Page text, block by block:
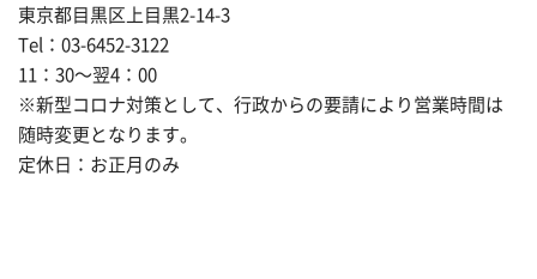
東京都目黒区上目黒2-14-3
Tel：03-6452-3122
11：30〜翌4：00
※新型コロナ対策として、行政からの要請により営業時間は
随時変更となります。
定休日：お正月のみ